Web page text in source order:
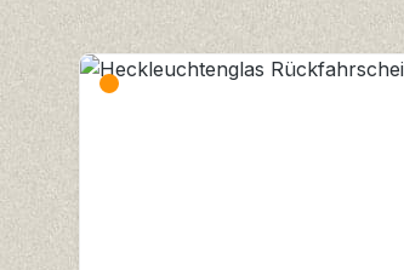
Produktgalerie überspringen